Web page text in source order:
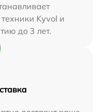
Kyvol и
до 3 лет.